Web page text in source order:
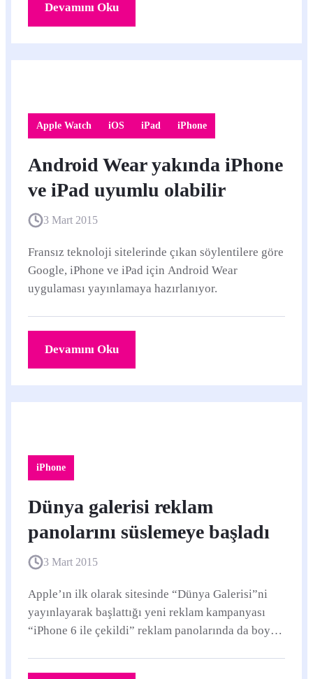
Devamını Oku
Apple Watch iOS iPad iPhone
Android Wear yakında iPhone
ve iPad uyumlu olabilir
3 Mart 2015
Fransız teknoloji sitelerinde çıkan söylentilere göre
Google, iPhone ve iPad için Android Wear
uygulaması yayınlamaya hazırlanıyor.
Devamını Oku
iPhone
Dünya galerisi reklam
panolarını süslemeye başladı
3 Mart 2015
Apple’ın ilk olarak sitesinde “Dünya Galerisi”ni
yayınlayarak başlattığı yeni reklam kampanyası
“iPhone 6 ile çekildi” reklam panolarında da boy